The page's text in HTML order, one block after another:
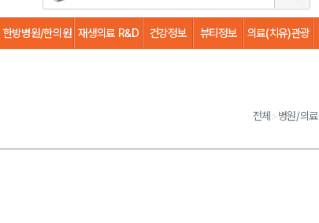
한방병원/한의원 재생의료 R&D 건강정보 뷰티정보 의료(치유)관광
전체 >병원/의료